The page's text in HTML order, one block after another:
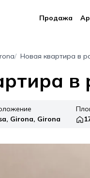
Продажа
Новая квартира в
Girona, Girona